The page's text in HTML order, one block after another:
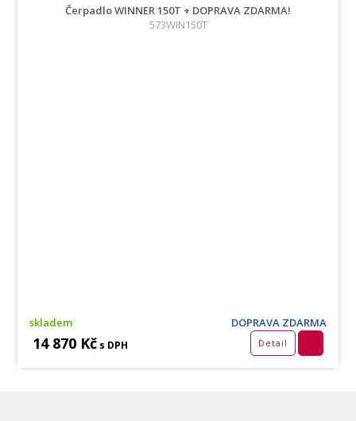
Čerpadlo WINNER 150T + DOPRAVA ZDARMA!
573WIN150T
skladem DOPRAVA ZDARMA
14 870 Kč s DPH Detail